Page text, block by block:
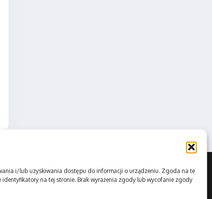
i/lub uzyskiwania dostępu do informacji o urządzeniu. Zgoda na te
na tej stronie. Brak wyrażenia zgody lub wycofanie zgody